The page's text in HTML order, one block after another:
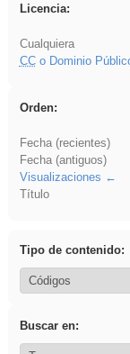
Licencia:
Cualquiera
CCo Dominio
Orden:
Fecha (recientes)
Fecha (antiguos)
Visualizaciones
Título
Tipo de contenido:
Buscar en: